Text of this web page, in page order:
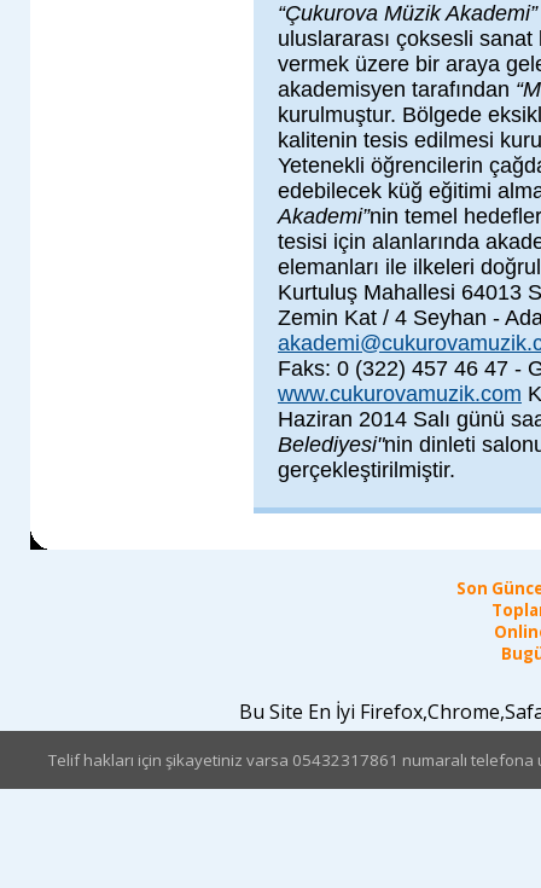
“Çukurova Müzik
uluslararası çoksesli
vermek üzere bir araya
akademisyen tarafından
kurulmuştur. Bölgede
kalitenin tesis edilmesi
Yetenekli öğrencilerin
edebilecek küğ eğitimi
Akademi”nin temel
tesisi için alanlarında
elemanları ile ilkeleri
Kurtuluş Mahallesi 64013
Zemin Kat / 4 Seyhan -
Faks: 0 (322) 457 46 47 -
www.cukurovamuzik.com
Haziran 2014 Salı günü
Belediyesi"nin dinleti
gerçekleştirilmiştir.
Son
Bu Site En İyi
Telif hakları için şikayetiniz varsa 05432317861 numaralı telefona